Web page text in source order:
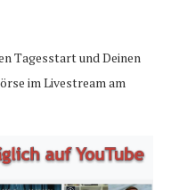
Tagesstart und Deinen
im Livestream am